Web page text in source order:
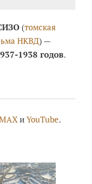
(томская
НКВД) —
1938 годов.
иYouTube.